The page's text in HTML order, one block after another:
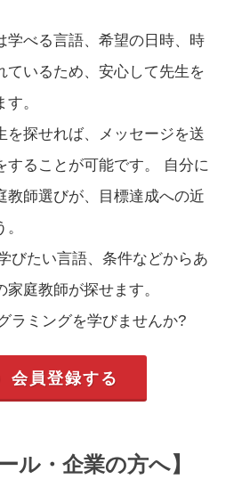
学べる言語、希望の日時、時
ているため、安心して先生を
。
を探せれば、メッセージを送
することが可能です。 自分に
教師選びが、目標達成への近
びたい言語、条件などからあ
庭教師が探せます。
ラミングを学びませんか?
会員登録する
ル・企業の方へ】